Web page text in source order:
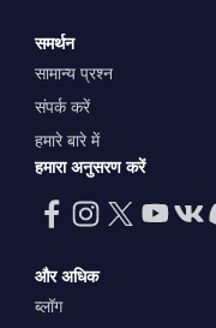
समर्थन
सामान्य प्रश्न
संपर्क करें
हमारे बारे में
हमारा अनुसरण करें
और अधिक
ब्लॉग